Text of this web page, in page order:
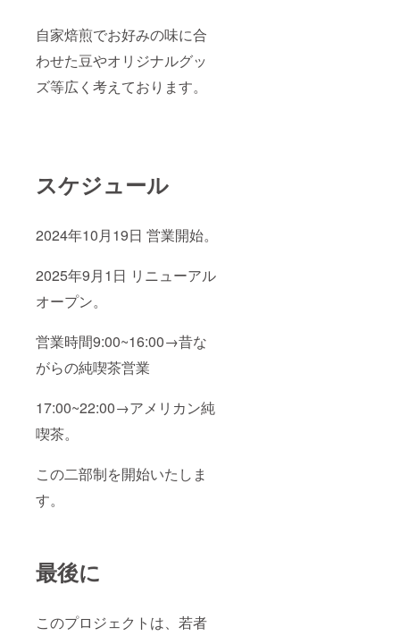
自家焙煎でお好みの味に合
わせた豆やオリジナルグッ
ズ等広く考えております。
スケジュール
2024年10月19日 営業開始。
2025年9月1日 リニューアル
オープン。
営業時間9:00~16:00→昔な
がらの純喫茶営業
17:00~22:00→アメリカン純
喫茶。
この二部制を開始いたしま
す。
最後に
このプロジェクトは、若者